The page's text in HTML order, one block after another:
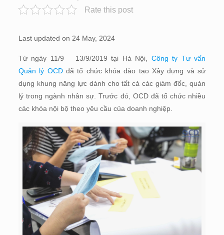
Rate this post
Last updated on 24 May, 2024
Từ ngày 11/9 – 13/9/2019 tại Hà Nội, Công ty Tư vấn
Quản lý OCDđã tổ chức khóa đào tạo Xây dựng và sử
dụng khung năng lực dành cho tất cả các giám đốc, quản
lý trong ngành nhân sự. Trước đó, OCD đã tổ chức nhiều
các khóa nội bộ theo yêu cầu của doanh nghiệp.